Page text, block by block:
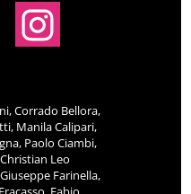
Corrado Bellora,
Manila Calipari,
Paolo Ciambi,
Leo
Farinella,